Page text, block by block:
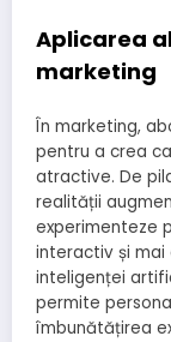
Aplicarea
marketing
În marketing,
pentru a crea
atractive. De
realității
experimenteze
interactiv și mai
inteligenței
permite
îmbunătățirea